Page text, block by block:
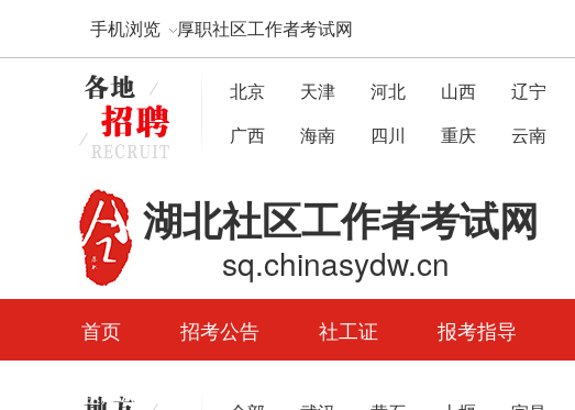
手机浏览 厚职社区工作者考试网
北京 天津 河北 山西 辽宁
广西
海南 四川 重庆 云南
湖北社区工作者考试网
sq.chinasydw.cn
首页 招考公告 社工证 报考指导
题库APP下载